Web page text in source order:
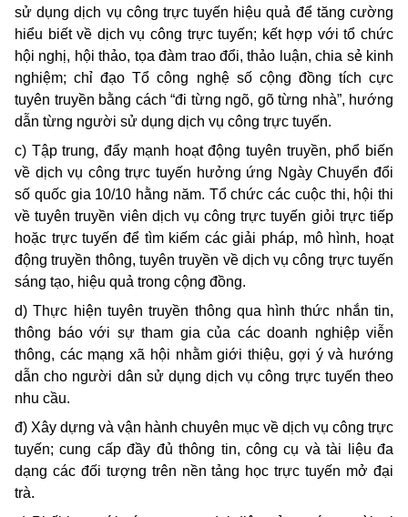
sử dụng dịch vụ công trực tuyến hiệu quả để tăng cường
hiểu biết về dịch vụ công trực tuyến; kết hợp với tổ chức
hội nghị, hội thảo, tọa đàm trao đổi, thảo luận, chia sẻ kinh
nghiệm; chỉ đạo Tổ công nghệ số cộng đồng tích cực
tuyên truyền bằng cách “đi từng ngõ, gõ từng nhà”, hướng
dẫn từng người sử dụng dịch vụ công trực tuyến.
c) Tập trung, đẩy mạnh hoạt động tuyên truyền, phổ biến
về dịch vụ công trực tuyến hưởng ứng Ngày Chuyển đổi
số quốc gia 10/10 hằng năm. Tổ chức các cuộc thi, hội thi
về tuyên truyền viên dịch vụ công trực tuyến giỏi trực tiếp
hoặc trực tuyến để tìm kiếm các giải pháp, mô hình, hoạt
động truyền thông, tuyên truyền về dịch vụ công trực tuyến
sáng tạo, hiệu quả trong cộng đồng.
d) Thực hiện tuyên truyền thông qua hình thức nhắn tin,
thông báo với sự tham gia của các doanh nghiệp viễn
thông, các mạng xã hội nhằm giới thiệu, gợi ý và hướng
dẫn cho người dân sử dụng dịch vụ công trực tuyến theo
nhu cầu.
đ) Xây dựng và vận hành chuyên mục về dịch vụ công trực
tuyến; cung cấp đầy đủ thông tin, công cụ và tài liệu đa
dạng các đối tượng trên nền tảng học trực tuyến mở đại
trà.